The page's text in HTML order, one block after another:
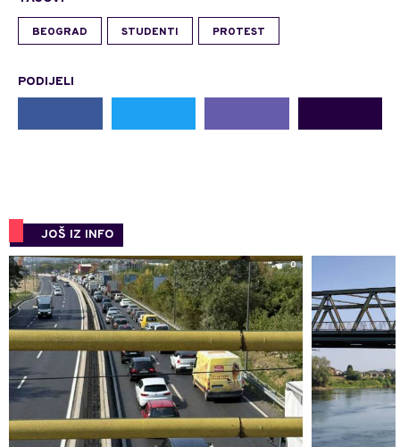
BEOGRAD STUDENTI PROTEST
PODIJELI
JOŠ IZ INFO
0